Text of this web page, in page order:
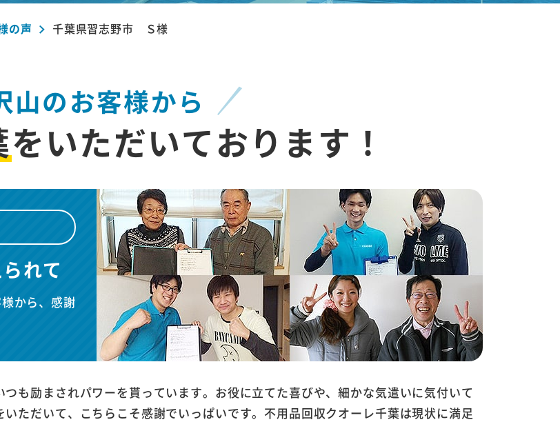
の声 千葉県習志野市 Ｓ様
山のお客様から
をいただいております！
れて
から、感謝
も励まされパワーを貰っています。お役に立てた喜びや、細かな気遣いに気付いて
ただいて、こちらこそ感謝でいっぱいです。不用品回収クオーレ千葉は現状に満足